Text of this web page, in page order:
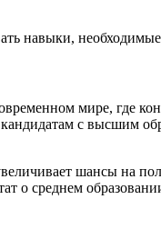
навыки,
мире, где
с высшим
шансы на
о среднем